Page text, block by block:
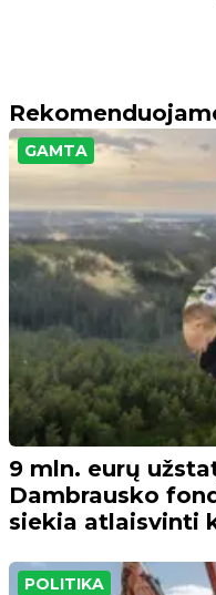
GAMTA
9 mln. eurų
Dambrausko
siekia atlaisvinti
POLITIKA